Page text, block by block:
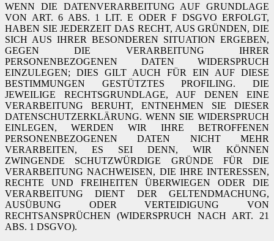
WENN DIE DATENVERARBEITUNG AUF GRUNDLAGE
VON ART. 6 ABS. 1 LIT. E ODER F DSGVO ERFOLGT,
HABEN SIE JEDERZEIT DAS RECHT, AUS GRÜNDEN, DIE
SICH AUS IHRER BESONDEREN SITUATION ERGEBEN,
GEGEN DIE VERARBEITUNG IHRER
PERSONENBEZOGENEN DATEN WIDERSPRUCH
EINZULEGEN; DIES GILT AUCH FÜR EIN AUF DIESE
BESTIMMUNGEN GESTÜTZTES PROFILING. DIE
JEWEILIGE RECHTSGRUNDLAGE, AUF DENEN EINE
VERARBEITUNG BERUHT, ENTNEHMEN SIE DIESER
DATENSCHUTZERKLÄRUNG. WENN SIE WIDERSPRUCH
EINLEGEN, WERDEN WIR IHRE BETROFFENEN
PERSONENBEZOGENEN DATEN NICHT MEHR
VERARBEITEN, ES SEI DENN, WIR KÖNNEN
ZWINGENDE SCHUTZWÜRDIGE GRÜNDE FÜR DIE
VERARBEITUNG NACHWEISEN, DIE IHRE INTERESSEN,
RECHTE UND FREIHEITEN ÜBERWIEGEN ODER DIE
VERARBEITUNG DIENT DER GELTENDMACHUNG,
AUSÜBUNG ODER VERTEIDIGUNG VON
RECHTSANSPRÜCHEN (WIDERSPRUCH NACH ART. 21
ABS. 1 DSGVO).